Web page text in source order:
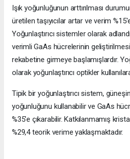
Işık yoğunluğunun arttırılması
üretilen taşıyıcılar artar ve verim
Yoğunlaştırıcı sistemler olarak
verimli GaAs hücrelerinin
rekabetine girmeye başlamışlardır.
olarak yoğunlaştırıcı optikler
Tipik bir yoğunlaştırıcı sistem,
yoğunluğunu kullanabilir ve GaAs
%35'e çıkarabilir. Katkılanmamış
%29,4 teorik verime yaklaşmaktadır.